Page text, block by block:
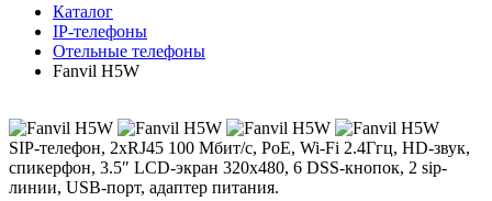
Каталог
IP-телефоны
Отельные телефоны
Fanvil H5W
SIP-телефон, 2xRJ45 100 Мбит/с, PoE, Wi-Fi 2.4Ггц, HD-звук,
спикерфон, 3.5″ LCD-экран 320x480, 6 DSS-кнопок, 2 sip-
линии, USB-порт, адаптер питания.